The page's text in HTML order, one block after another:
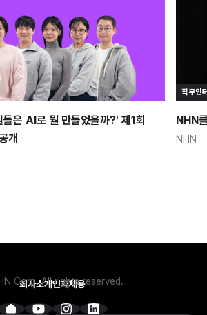
은 AI로 뭘 만들었을까?' 제1회
개
직무인
NHN
NHN
회사소개인재채용
Corp. All rights reserved.